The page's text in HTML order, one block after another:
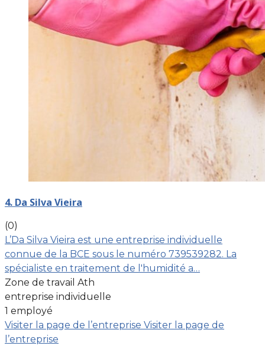
4. Da Silva Vieira
(0)
L’Da Silva Vieira est une entreprise individuelle
connue de la BCE sous le numéro 739539282. La
spécialiste en traitement de l'humidité a…
Zone de travail Ath
entreprise individuelle
1 employé
Visiter la page de l’entreprise Visiter la page de
l’entreprise